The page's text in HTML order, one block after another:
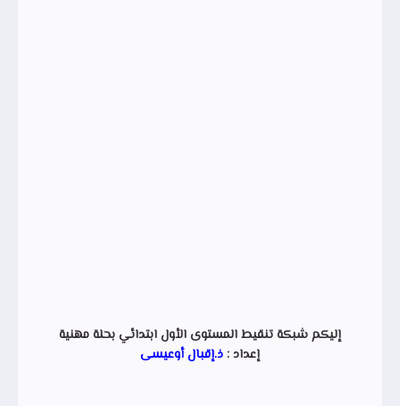
إليكم شبكة تنقيط المستوى الأول ابتدائي بحلة مهنية
إعداد :ذ.إقبال أوعيسى